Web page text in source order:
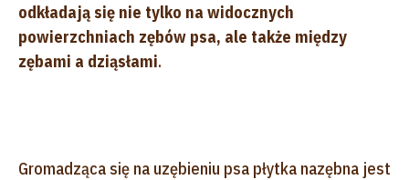
odkładają się nie tylko na widocznych
powierzchniach zębów psa, ale także między
zębami a dziąsłami.
Gromadząca się na uzębieniu psa płytka nazębna jest